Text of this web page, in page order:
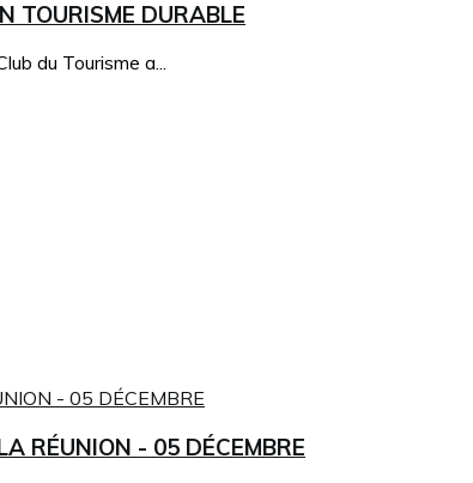
TOURISME DURABLE
du Tourisme a...
RÉUNION - 05 DÉCEMBRE